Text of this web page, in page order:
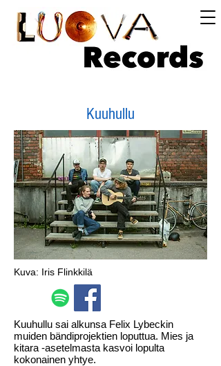
Log In
Kuuhullu
Kuva: Iris Flinkkilä
Kuuhullu sai alkunsa Felix Lybeckin
muiden bändiprojektien loputtua. Mies ja
kitara -asetelmasta kasvoi lopulta
kokonainen yhtye.